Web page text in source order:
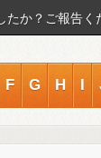
たか？ご報告く
F G H I